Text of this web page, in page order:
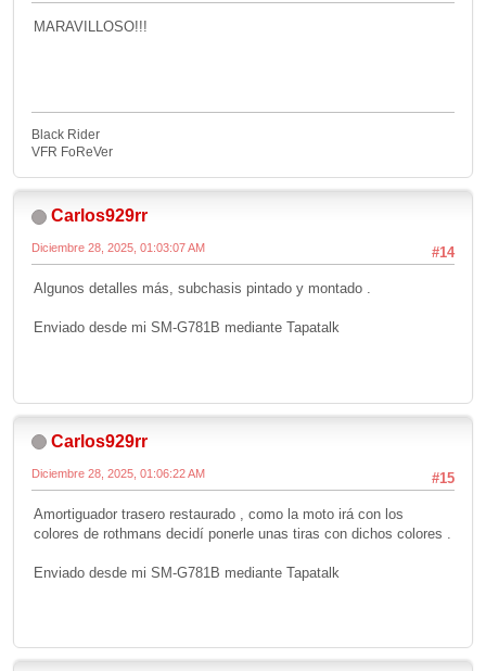
MARAVILLOSO!!!
Black Rider
VFR FoReVer
Carlos929rr
#14
Diciembre 28, 2025, 01:03:07 AM
Algunos detalles más, subchasis pintado y montado .
Enviado desde mi SM-G781B mediante Tapatalk
Carlos929rr
#15
Diciembre 28, 2025, 01:06:22 AM
Amortiguador trasero restaurado , como la moto irá con los
colores de rothmans decidí ponerle unas tiras con dichos colores .
Enviado desde mi SM-G781B mediante Tapatalk